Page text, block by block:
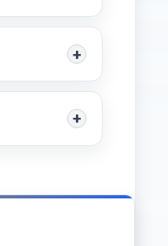
vacanze
+
+
proprio